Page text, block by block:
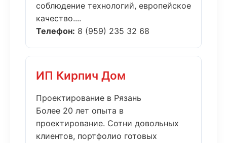
соблюдение технологий, европейское
качество....
Телефон: 8 (959) 235 32 68
ИП Кирпич Дом
Проектирование в Рязань
Более 20 лет опыта в
проектирование. Сотни довольных
клиентов, портфолио готовых